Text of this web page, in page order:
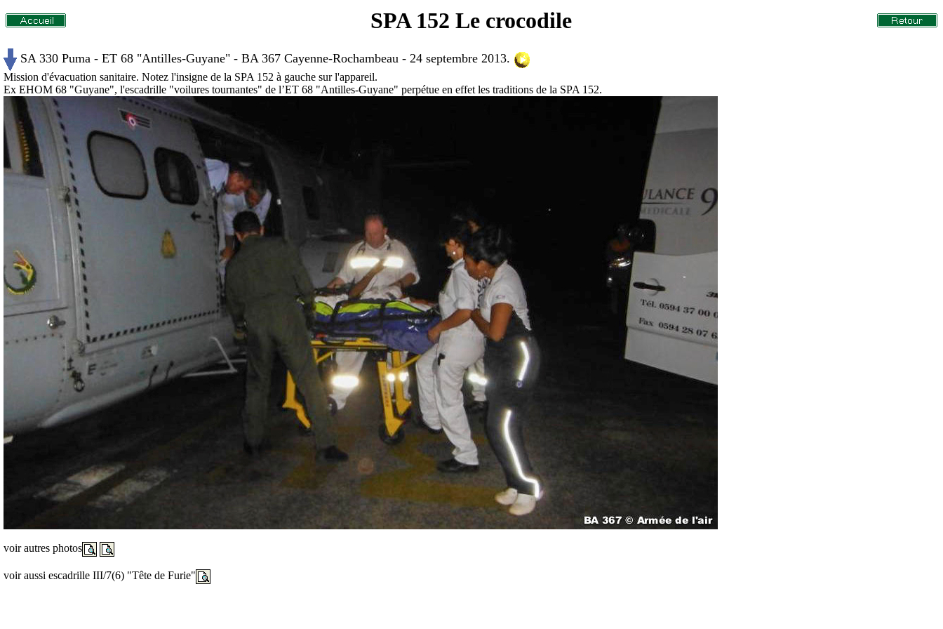
SPA 152 Le crocodile
SA 330 Puma - ET 68 "Antilles-Guyane" - BA 367 Cayenne-Rochambeau - 24 septembre 2013.
Mission d'évacuation sanitaire. Notez l'insigne de la SPA 152 à gauche sur l'appareil.
Ex EHOM 68 "Guyane", l'escadrille "voilures tournantes" de l’ET 68 "Antilles-Guyane" perpétue en effet les traditions de la SPA 152.
voir autres photos
voir aussi escadrille III/7(6) "Tête de Furie"